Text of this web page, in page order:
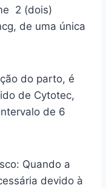
2 (dois)
de uma única
do parto, é
de Cytotec,
de 6
Quando a
devido à